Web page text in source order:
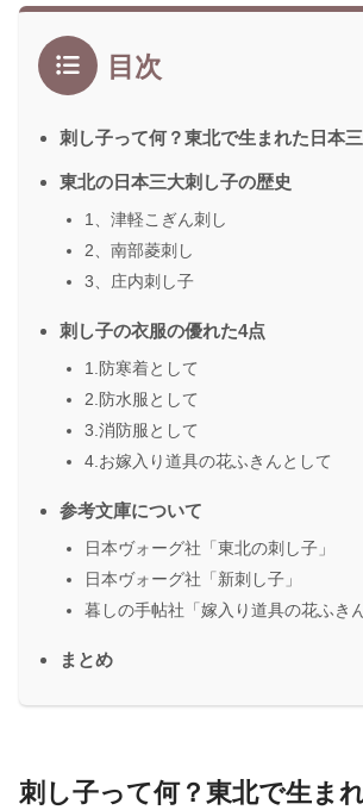
目次
刺し子って何？東北で生まれた日本
東北の日本三大刺し子の歴史
1、津軽こぎん刺し
2、南部菱刺し
3、庄内刺し子
刺し子の衣服の優れた4点
1.防寒着として
2.防水服として
3.消防服として
4.お嫁入り道具の花ふきんとして
参考文庫について
日本ヴォーグ社「東北の刺し子」
日本ヴォーグ社「新刺し子」
暮しの手帖社「嫁入り道具の花ふき
まとめ
刺し子って何？東北で生ま